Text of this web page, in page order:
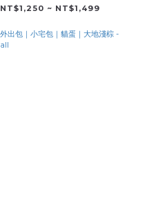
LeapSelect
NT$1,250 ~ NT$1,499